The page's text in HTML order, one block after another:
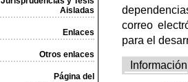
Aisladas
Enlaces
Otros enlaces
Página del
correo
para el
Información